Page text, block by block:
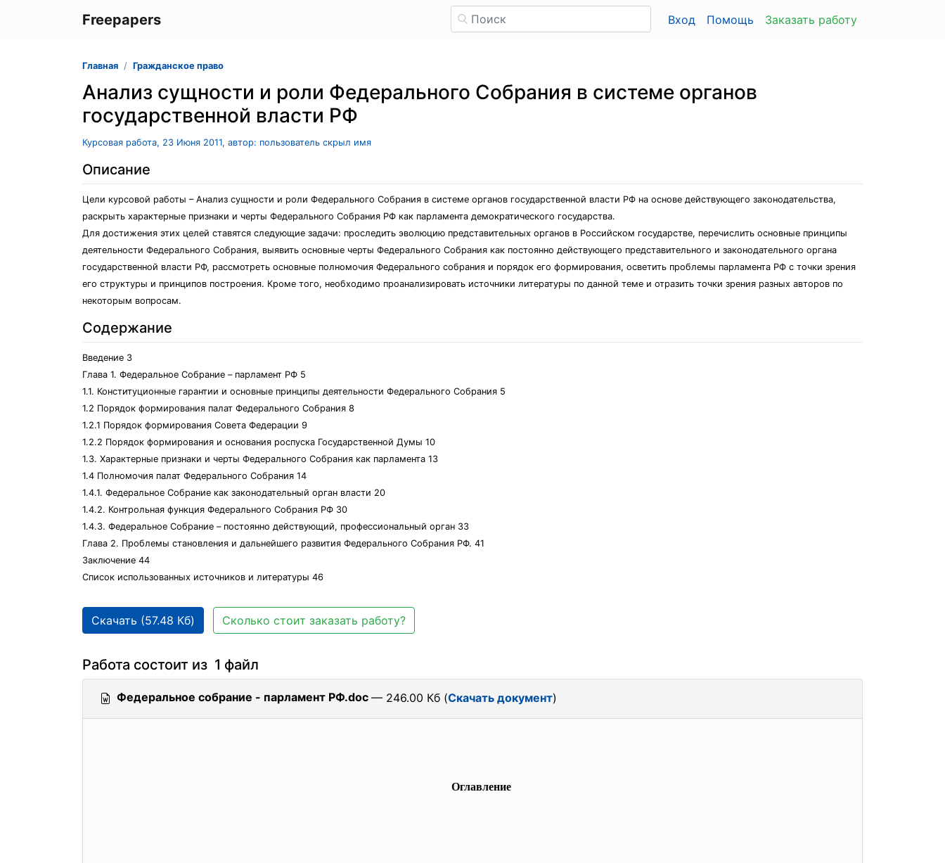
Freepapers Вход Помощь Заказать работу
Главная Гражданское право
Анализ сущности и роли Федерального Собрания в системе органов
государственной власти РФ
Курсовая работа, 23 Июня 2011, автор: пользователь скрыл имя
Описание
Цели курсовой работы – Анализ сущности и роли Федерального Собрания в системе органов государственной власти РФ на основе действующего законодательства,
раскрыть характерные признаки и черты Федерального Собрания РФ как парламента демократического государства.
Для достижения этих целей ставятся следующие задачи: проследить эволюцию представительных органов в Российском государстве, перечислить основные принципы
деятельности Федерального Собрания, выявить основные черты Федерального Собрания как постоянно действующего представительного и законодательного органа
государственной власти РФ, рассмотреть основные полномочия Федерального собрания и порядок его формирования, осветить проблемы парламента РФ с точки зрения
его структуры и принципов построения. Кроме того, необходимо проанализировать источники литературы по данной теме и отразить точки зрения разных авторов по
некоторым вопросам.
Содержание
Введение 3
Глава 1. Федеральное Собрание – парламент РФ 5
1.1. Конституционные гарантии и основные принципы деятельности Федерального Собрания 5
1.2 Порядок формирования палат Федерального Собрания 8
1.2.1 Порядок формирования Совета Федерации 9
1.2.2 Порядок формирования и основания роспуска Государственной Думы 10
1.3. Характерные признаки и черты Федерального Собрания как парламента 13
1.4 Полномочия палат Федерального Собрания 14
1.4.1. Федеральное Собрание как законодательный орган власти 20
1.4.2. Контрольная функция Федерального Собрания РФ 30
1.4.3. Федеральное Собрание – постоянно действующий, профессиональный орган 33
Глава 2. Проблемы становления и дальнейшего развития Федерального Собрания РФ. 41
Заключение 44
Список использованных источников и литературы 46
Скачать (57.48 Кб) Сколько стоит заказать работу?
Работа состоит из 1 файл
Федеральное собрание - парламент РФ.doc — 246.00 Кб (Скачать документ)
Оглавление